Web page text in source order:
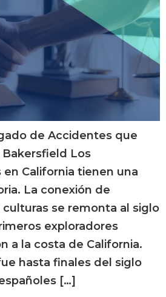
de Accidentes que
Bakersfield Los
California tienen una
La conexión de
culturas se remonta al siglo
exploradores
a la costa de California.
hasta finales del siglo
[…]